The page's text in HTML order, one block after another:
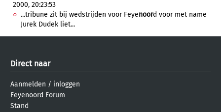
2000, 20:23:53
...tribune zit bij wedstrijden voor Feyenoord voor met name
Jurek Dudek liet...
Direct naar
Aanmelden / inloggen
Feyenoord Forum
Stand